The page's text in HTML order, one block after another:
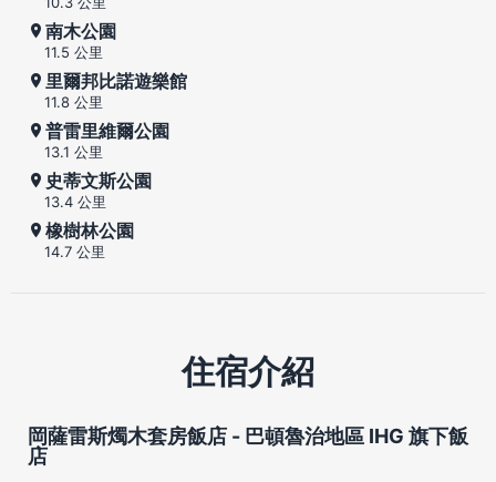
南木公園
11.5 公里
里爾邦比諾遊樂館
11.8 公里
普雷里維爾公園
13.1 公里
史蒂文斯公園
13.4 公里
橡樹林公園
14.7 公里
住宿介紹
岡薩雷斯燭木套房飯店 - 巴頓魯治地區 IHG 旗下飯
店